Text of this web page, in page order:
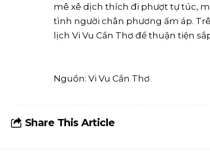
mê xê dịch thích đi phượt tự túc,
tình người chân phương ấm áp.
lịch Vi Vu Cần Thơ để thuận tiện
Nguồn: Vi Vu Cần Thơ
Share This Article